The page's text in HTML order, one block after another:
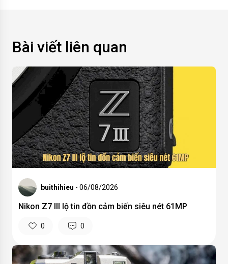
Bài viết liên quan
buithihieu - 06/08/2026
Nikon Z7 III lộ tin đồn cảm biến siêu nét 61MP
0 0